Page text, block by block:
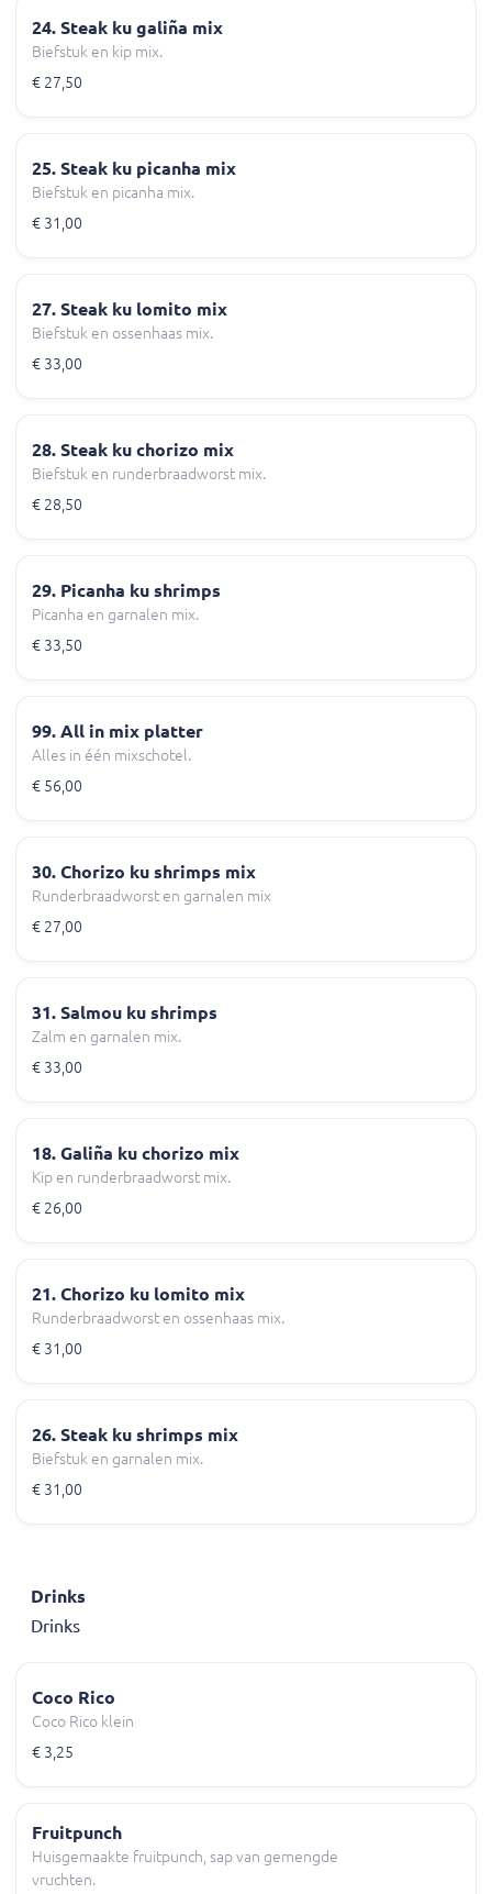
24. Steak ku galiña mix
Biefstuk en kip mix.
€ 27,50
25. Steak ku picanha mix
Biefstuk en picanha mix.
€ 31,00
27. Steak ku lomito mix
Biefstuk en ossenhaas mix.
€ 33,00
28. Steak ku chorizo mix
Biefstuk en runderbraadworst mix.
€ 28,50
29. Picanha ku shrimps
Picanha en garnalen mix.
€ 33,50
99. All in mix platter
Alles in één mixschotel.
€ 56,00
30. Chorizo ku shrimps mix
Runderbraadworst en garnalen mix
€ 27,00
31. Salmou ku shrimps
Zalm en garnalen mix.
€ 33,00
18. Galiña ku chorizo mix
Kip en runderbraadworst mix.
€ 26,00
21. Chorizo ku lomito mix
Runderbraadworst en ossenhaas mix.
€ 31,00
26. Steak ku shrimps mix
Biefstuk en garnalen mix.
€ 31,00
Drinks
Drinks
Coco Rico
Coco Rico klein
€ 3,25
Fruitpunch
Huisgemaakte fruitpunch, sap van gemengde
vruchten.